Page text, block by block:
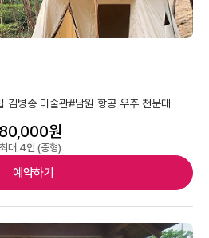
김병종 미술관#남원 항공 우주 천문대
80,000원
최대 4인 (중형)
예약하기